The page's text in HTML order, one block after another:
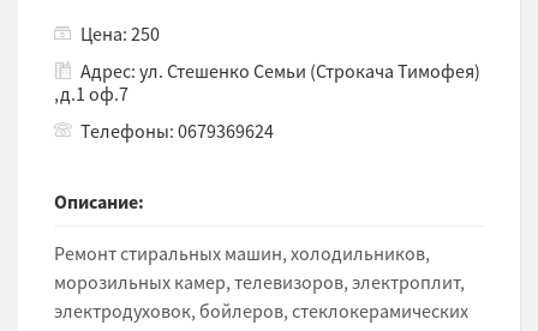
Цена: 250
Адрес: ул. Стешенко Семьи (Строкача Тимофея)
,д.1 оф.7
Телефоны: 0679369624
Описание:
Ремонт стиральных машин, холодильников,
морозильных камер, телевизоров, электроплит,
электродуховок, бойлеров, стеклокерамических